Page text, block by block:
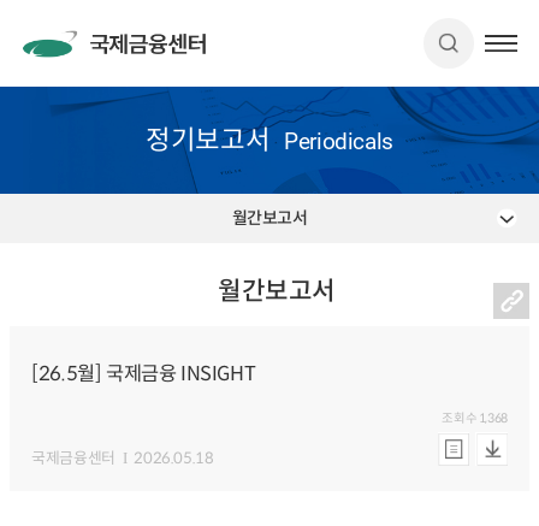
정기보고서 Periodicals
월간보고서
월간보고서
[26.5월] 국제금융 INSIGHT
국제금융센터 2026.05.18
조회수 1,368